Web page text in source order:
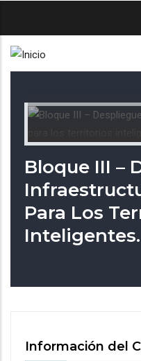
contenido
Bloque III –
Para Los
Inteligentes.
Información del